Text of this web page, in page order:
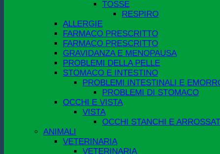
TOSSE
RESPIRO
ALLERGIE
FARMACO PRESCRITTO
FARMACO PRESCRITTO
GRAVIDANZA E MENOPAUSA
PROBLEMI DELLA PELLE
STOMACO E INTESTINO
PROBLEMI INTESTINALI E
PROBLEMI DI STOMACO
OCCHI E VISTA
VISTA
OCCHI STANCHI E
ANIMALI
VETERINARIA
VETERINARIA